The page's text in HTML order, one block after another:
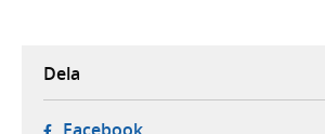
Dela
- öppnas i ny flik,